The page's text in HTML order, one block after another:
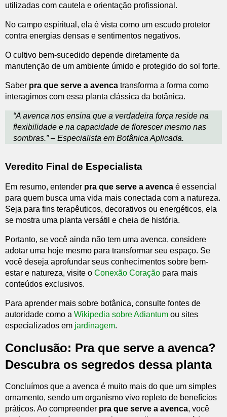
utilizadas com cautela e orientação profissional.
No campo espiritual, ela é vista como um escudo protetor
contra energias densas e sentimentos negativos.
O cultivo bem-sucedido depende diretamente da
manutenção de um ambiente úmido e protegido do sol forte.
Saber pra que serve a avenca transforma a forma como
interagimos com essa planta clássica da botânica.
“A avenca nos ensina que a verdadeira força reside na
flexibilidade e na capacidade de florescer mesmo nas
sombras.” – Especialista em Botânica Aplicada.
Veredito Final de Especialista
Em resumo, entender pra que serve a avenca é essencial
para quem busca uma vida mais conectada com a natureza.
Seja para fins terapêuticos, decorativos ou energéticos, ela
se mostra uma planta versátil e cheia de história.
Portanto, se você ainda não tem uma avenca, considere
adotar uma hoje mesmo para transformar seu espaço. Se
você deseja aprofundar seus conhecimentos sobre bem-
estar e natureza, visite o Conexão Coração para mais
conteúdos exclusivos.
Para aprender mais sobre botânica, consulte fontes de
autoridade como a Wikipedia sobre Adiantum ou sites
especializados em jardinagem.
Conclusão: Pra que serve a avenca?
Descubra os segredos dessa planta
Concluímos que a avenca é muito mais do que um simples
ornamento, sendo um organismo vivo repleto de benefícios
práticos. Ao compreender pra que serve a avenca, você